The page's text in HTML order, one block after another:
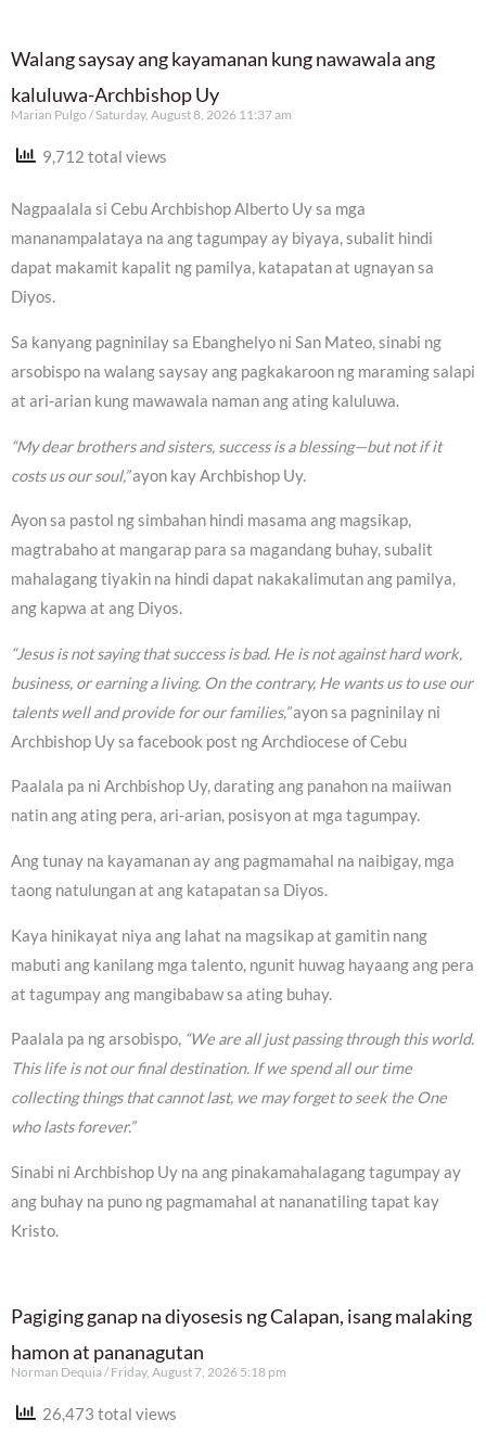
Walang saysay ang kayamanan kung nawawala ang
kaluluwa-Archbishop Uy
Marian Pulgo Saturday, August 8, 2026 11:37 am
9,712 total views
Nagpaalala si Cebu Archbishop Alberto Uy sa mga
mananampalataya na ang tagumpay ay biyaya, subalit hindi
dapat makamit kapalit ng pamilya, katapatan at ugnayan sa
Diyos.
Sa kanyang pagninilay sa Ebanghelyo ni San Mateo, sinabi ng
arsobispo na walang saysay ang pagkakaroon ng maraming salapi
at ari-arian kung mawawala naman ang ating kaluluwa.
“My dear brothers and sisters, success is a blessing—but not if it
costs us our soul,”ayon kay Archbishop Uy.
Ayon sa pastol ng simbahan hindi masama ang magsikap,
magtrabaho at mangarap para sa magandang buhay, subalit
mahalagang tiyakin na hindi dapat nakakalimutan ang pamilya,
ang kapwa at ang Diyos.
“Jesus is not saying that success is bad. He is not against hard work,
business, or earning a living. On the contrary, He wants us to use our
talents well and provide for our families,”ayon sa pagninilay ni
Archbishop Uy sa facebook post ng Archdiocese of Cebu
Paalala pa ni Archbishop Uy, darating ang panahon na maiiwan
natin ang ating pera, ari-arian, posisyon at mga tagumpay.
Ang tunay na kayamanan ay ang pagmamahal na naibigay, mga
taong natulungan at ang katapatan sa Diyos.
Kaya hinikayat niya ang lahat na magsikap at gamitin nang
mabuti ang kanilang mga talento, ngunit huwag hayaang ang pera
at tagumpay ang mangibabaw sa ating buhay.
Paalala pa ng arsobispo, “We are all just passing through this world.
This life is not our final destination. If we spend all our time
collecting things that cannot last, we may forget to seek the One
who lasts forever.”
Sinabi ni Archbishop Uy na ang pinakamahalagang tagumpay ay
ang buhay na puno ng pagmamahal at nananatiling tapat kay
Kristo.
Pagiging ganap na diyosesis ng Calapan, isang malaking
hamon at pananagutan
Norman Dequia Friday, August 7, 2026 5:18 pm
26,473 total views